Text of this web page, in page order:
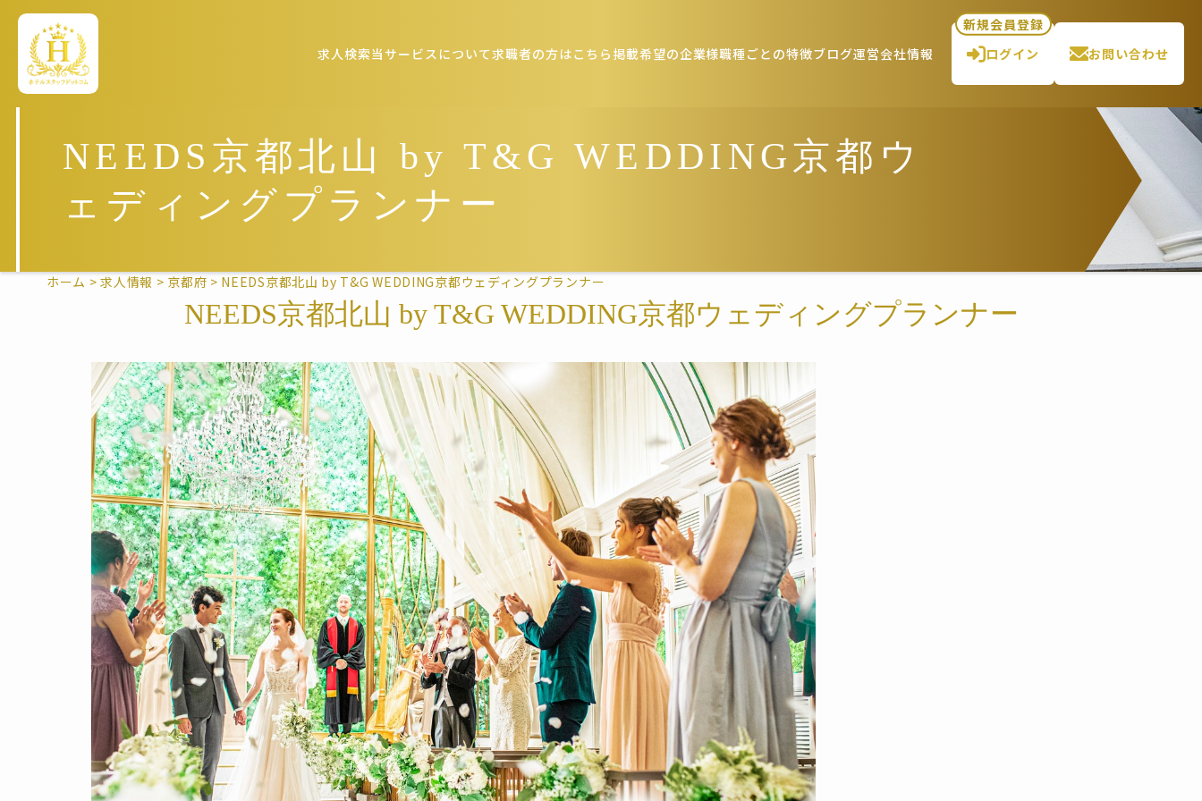
求人検索当サービスについて求職者の方はこちら 掲載希望の企業様職種ごとの特徴ブログ運営会社情報
新規会員登録
ログイン
お問い合わせ
NEEDS京都北山 by T&G WEDDING京都ウ
ェディングプランナー
ホーム >求人情報 > 京都府 > NEEDS京都北山 by T&G WEDDING京都ウェディングプランナー
NEEDS京都北山 by T&G WEDDING京都ウェディングプランナー